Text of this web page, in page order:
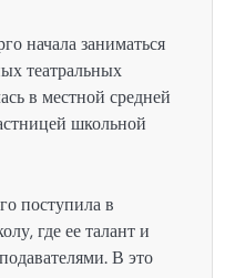
начала заниматься
театральных
в местной средней
школьной
поступила в
где ее талант и
В это